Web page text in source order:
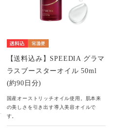
【送料込み】SPEEDIA グラマ
ラスブースターオイル 50ml
(約90日分)
国産オーストリッチオイル使用。肌本来
の美しさを引き出す導入美容オイルで
す。